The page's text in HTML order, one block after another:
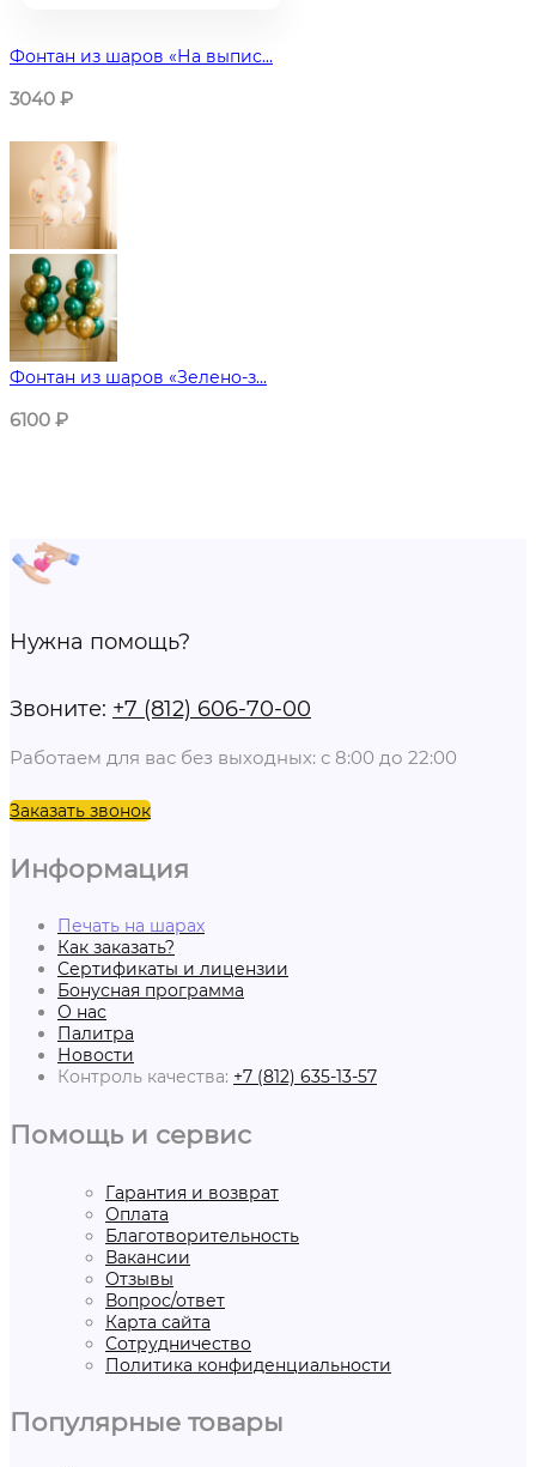
Фонтан из шаров «На выпис...
3040 ₽
Фонтан из шаров «Зелено-з...
6100 ₽
Нужна помощь?
Звоните: +7 (812) 606-70-00
Работаем для вас без выходных: с 8:00 до 22:00
Заказать звонок
Информация
Печать на шарах
Как заказать?
Сертификаты и лицензии
Бонусная программа
О нас
Палитра
Новости
Контроль качества: +7 (812) 635-13-57
Помощь и сервис
Гарантия и возврат
Оплата
Благотворительность
Вакансии
Отзывы
Вопрос/ответ
Карта сайта
Сотрудничество
Политика конфиденциальности
Популярные товары